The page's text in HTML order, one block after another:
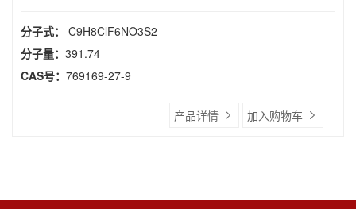
分子式： C9H8ClF6NO3S2
分子量： 391.74
CAS号： 769169-27-9
产品详情 加入购物车